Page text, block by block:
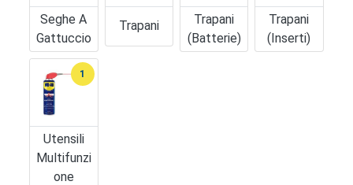
Seghe A
Gattuccio
Trapani
Trapani
(batterie)
Trapani
(inserti)
Utensili
Multifunzi
One
1